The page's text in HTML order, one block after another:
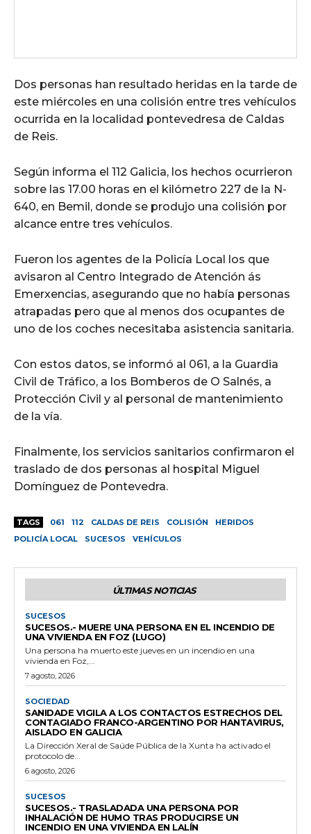
Dos personas han resultado heridas en la tarde de
este miércoles en una colisión entre tres vehículos
ocurrida en la localidad pontevedresa de Caldas
de Reis.
Según informa el 112 Galicia, los hechos ocurrieron
sobre las 17.00 horas en el kilómetro 227 de la N-
640, en Bemil, donde se produjo una colisión por
alcance entre tres vehículos.
Fueron los agentes de la Policía Local los que
avisaron al Centro Integrado de Atención ás
Emerxencias, asegurando que no había personas
atrapadas pero que al menos dos ocupantes de
uno de los coches necesitaba asistencia sanitaria.
Con estos datos, se informó al 061, a la Guardia
Civil de Tráfico, a los Bomberos de O Salnés, a
Protección Civil y al personal de mantenimiento
de la vía.
Finalmente, los servicios sanitarios confirmaron el
traslado de dos personas al hospital Miguel
Domínguez de Pontevedra.
TAGS 061 112 CALDAS DE REIS COLISIÓN
HERIDOS
POLICÍA LOCAL
SUCESOS VEHÍCULOS
ÚLTIMAS NOTICIAS
SUCESOS
SUCESOS.- MUERE UNA PERSONA EN EL INCENDIO DE
UNA VIVIENDA EN FOZ (LUGO)
Una persona ha muerto este jueves en un incendio en una
vivienda en Foz,...
7 agosto, 2026
SOCIEDAD
SANIDADE VIGILA A LOS CONTACTOS ESTRECHOS DEL
CONTAGIADO FRANCO-ARGENTINO POR HANTAVIRUS,
AISLADO EN GALICIA
La Dirección Xeral de Saúde Pública de la Xunta ha activado el
protocolo de...
6 agosto, 2026
SUCESOS
SUCESOS.- TRASLADADA UNA PERSONA POR
INHALACIÓN DE HUMO TRAS PRODUCIRSE UN
INCENDIO EN UNA VIVIENDA EN LALÍN